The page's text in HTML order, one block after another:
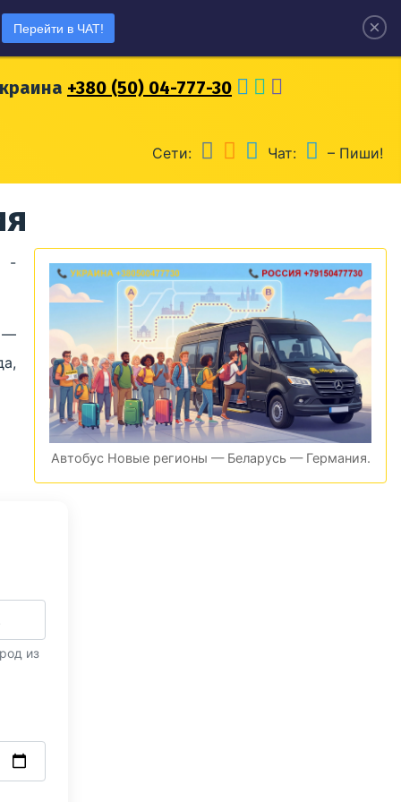
+7 (915) 04-777-30
+380 (50) 04-777-30
Сети: Чат: – Пиши!
Автобус Новые регионы — Беларусь — Германия.
-
—
из
×
Перейти в ЧАТ!